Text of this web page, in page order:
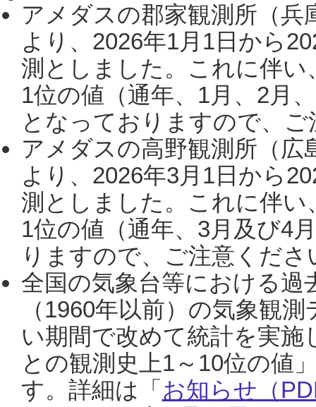
アメダスの郡家観測所（
より、2026年1月1日から
測としました。これに伴い
1位の値（通年、1月、2月
となっておりますので、
アメダスの高野観測所（
より、2026年3月1日から
測としました。これに伴い
1位の値（通年、3月及び4
りますので、ご注意くだ
全国の気象台等における過
（1960年以前）の気象観
い期間で改めて統計を実
との観測史上1～10位の値
す。詳細は「 お知らせ（